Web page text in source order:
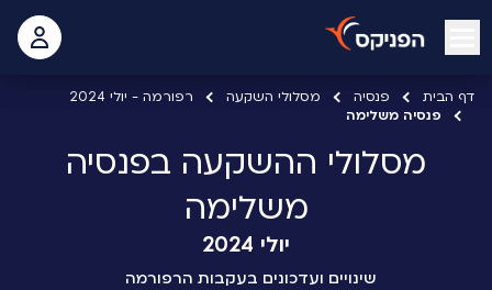
open mobile menu
דף הבית פנסיה מסלולי השקעה
רפורמה - יולי 2024
פנסיה משלימה
מסלולי ההשקעה בפנסיה
משלימה
יולי 2024
שינויים ועדכונים בעקבות הרפורמה